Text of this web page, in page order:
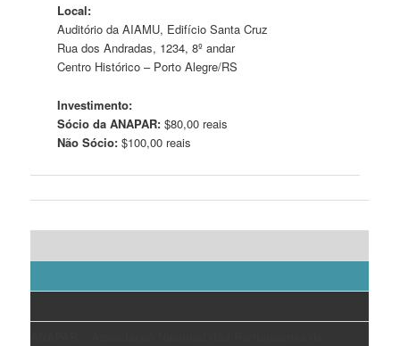
Local:
Auditório da AIAMU, Edifício Santa Cruz
Rua dos Andradas, 1234, 8º andar
Centro Histórico – Porto Alegre/RS
Investimento:
Sócio da ANAPAR: $80,00 reais
Não Sócio:$100,00 reais